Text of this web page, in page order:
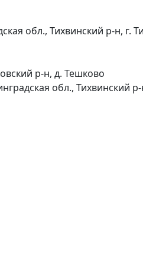
обл., Тихвинский р-н, г.
р-н, д. Тешково
обл., Тихвинский